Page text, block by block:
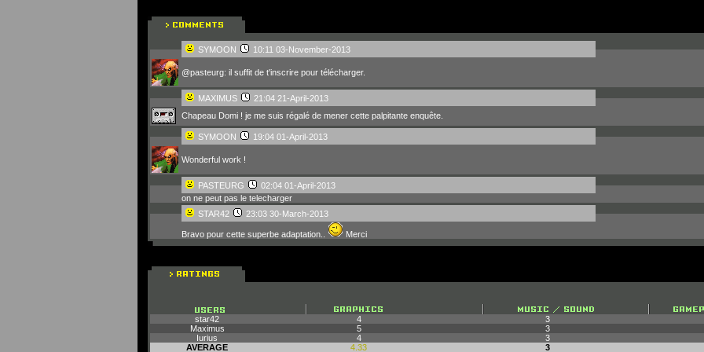
SYMOON 10:11 03-November-2013
@pasteurg: il suffit de t'inscrire pour télécharger.
MAXIMUS
21:04 21-April-2013
Chapeau Domi ! je me suis régalé de mener cette palpitante enquête.
SYMOON 19:04 01-April-2013
Wonderful work !
PASTEURG
02:04 01-April-2013
on ne peut pas le telecharger
STAR42
23:03 30-March-2013
Bravo pour cette superbe adaptation.. Merci
star42 4 3
Maximus
5 3
Iurius
4 3
AVERAGE
4.33 3